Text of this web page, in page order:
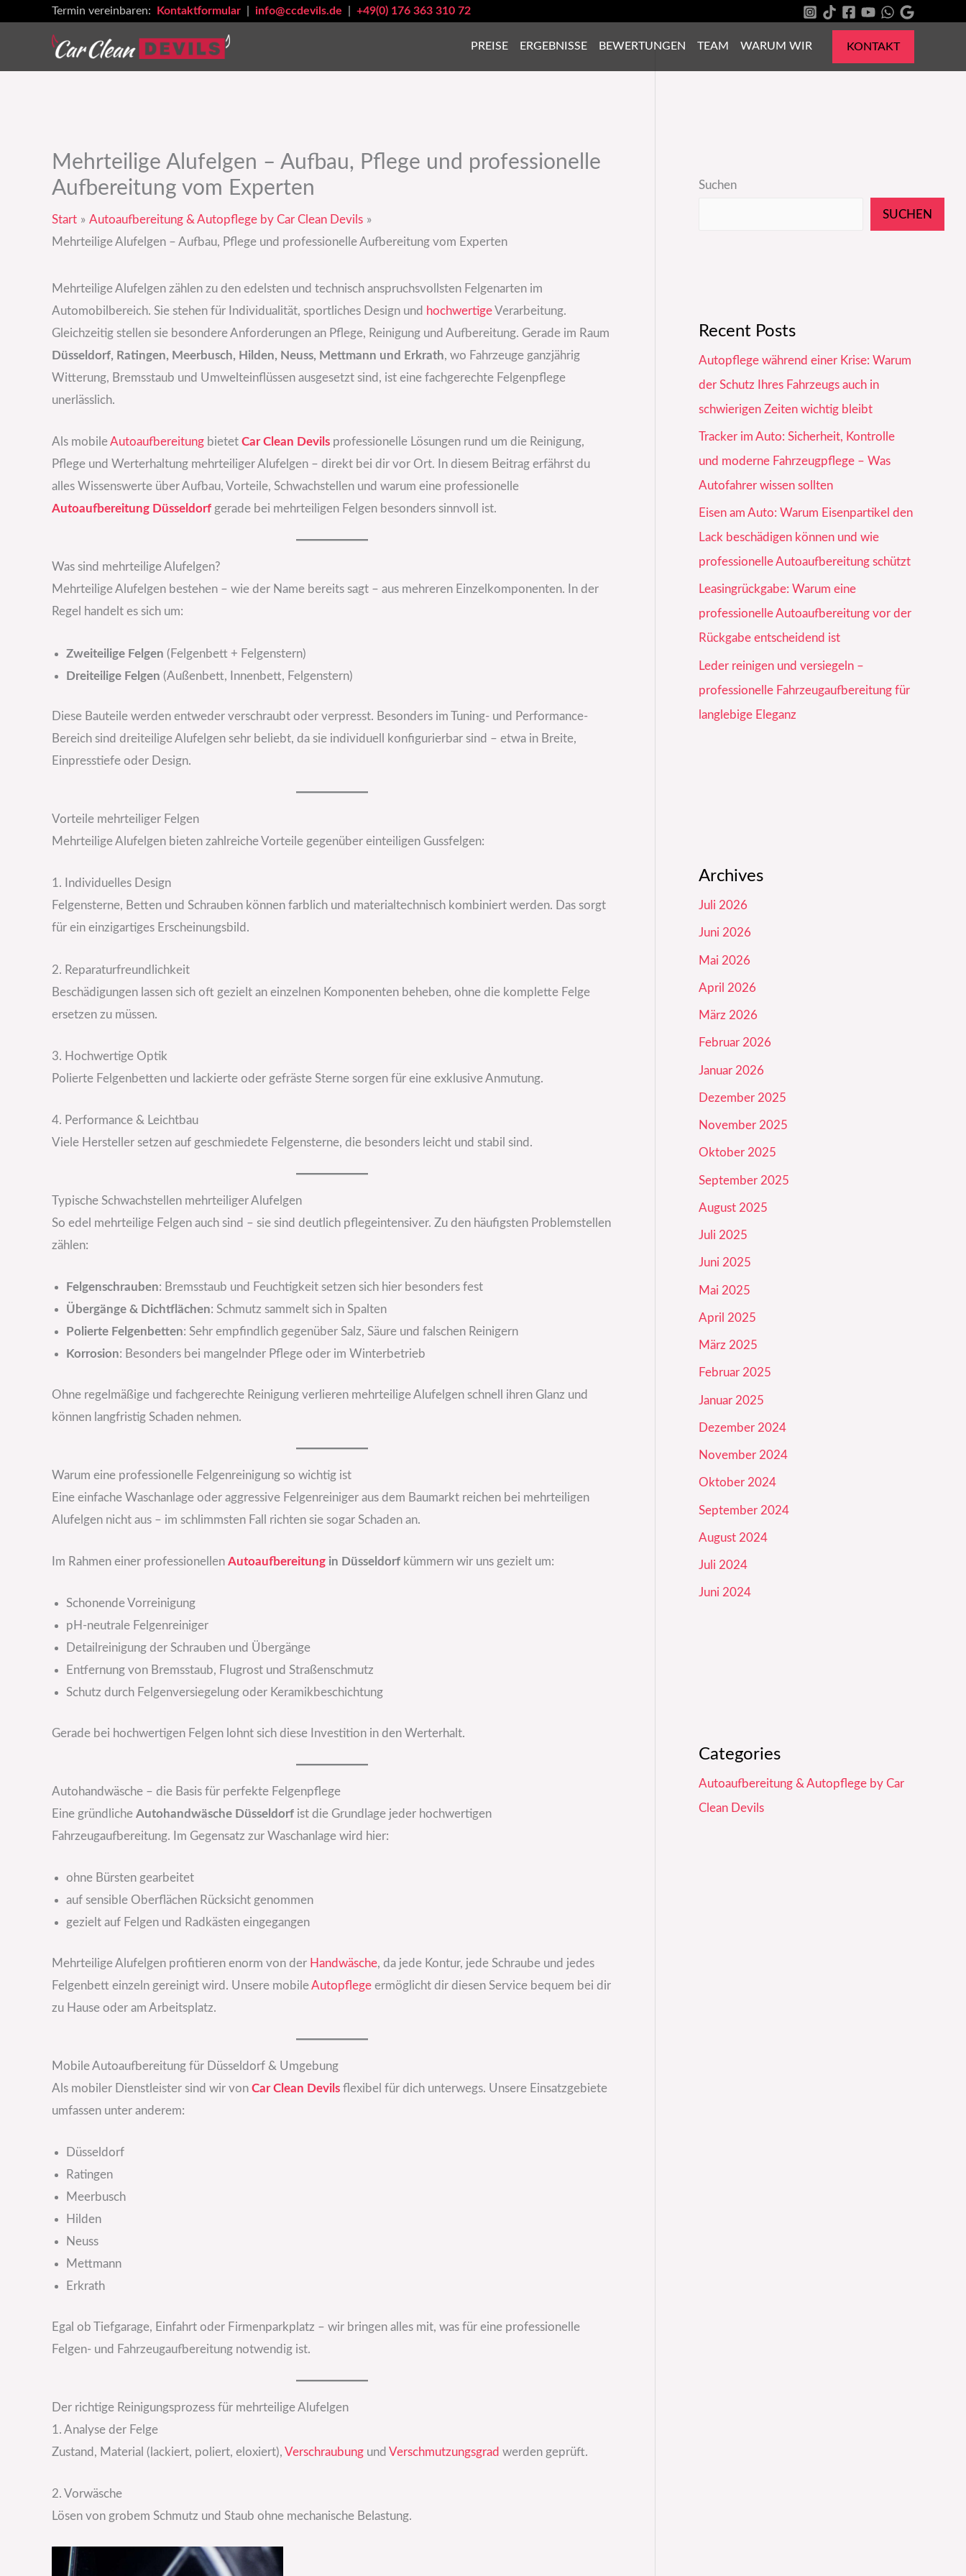
Termin vereinbaren: Kontaktformular info@ccdevils.de +49(0) 176 363 310 72
PREISE ERGEBNISSE BEWERTUNGEN TEAM WARUM WIR KONTAKT
Mehrteilige Alufelgen – Aufbau, Pflege und professionelle
Aufbereitung vom Experten
Start
Autoaufbereitung & Autopflege by Car Clean Devils
Mehrteilige Alufelgen – Aufbau, Pflege und professionelle Aufbereitung vom Experten
Mehrteilige Alufelgen zählen zu den edelsten und technisch anspruchsvollsten Felgenarten im
Automobilbereich. Sie stehen für Individualität, sportliches Design und hochwertigeVerarbeitung.
Gleichzeitig stellen sie besondere Anforderungen an Pflege, Reinigung und Aufbereitung. Gerade im Raum
Düsseldorf, Ratingen, Meerbusch, Hilden, Neuss, Mettmann und Erkrath, wo Fahrzeuge ganzjährig
Witterung, Bremsstaub und Umwelteinflüssen ausgesetzt sind, ist eine fachgerechte Felgenpflege
unerlässlich.
Als mobileAutoaufbereitung bietet Car Clean Devils professionelle Lösungen rund um die Reinigung,
Pflege und Werterhaltung mehrteiliger Alufelgen – direkt bei dir vor Ort. In diesem Beitrag erfährst du
alles Wissenswerte über Aufbau, Vorteile, Schwachstellen und warum eine professionelle
Autoaufbereitung Düsseldorf gerade bei mehrteiligen Felgen besonders sinnvoll ist.
Was sind mehrteilige Alufelgen?
Mehrteilige Alufelgen bestehen – wie der Name bereits sagt – aus mehreren Einzelkomponenten. In der
Regel handelt es sich um:
Zweiteilige Felgen (Felgenbett + Felgenstern)
Dreiteilige Felgen (Außenbett, Innenbett, Felgenstern)
Diese Bauteile werden entweder verschraubt oder verpresst. Besonders im Tuning- und Performance-
Bereich sind dreiteilige Alufelgen sehr beliebt, da sie individuell konfigurierbar sind – etwa in Breite,
Einpresstiefe oder Design.
Vorteile mehrteiliger Felgen
Mehrteilige Alufelgen bieten zahlreiche Vorteile gegenüber einteiligen Gussfelgen:
1. Individuelles Design
Felgensterne, Betten und Schrauben können farblich und materialtechnisch kombiniert werden. Das sorgt
für ein einzigartiges Erscheinungsbild.
2. Reparaturfreundlichkeit
Beschädigungen lassen sich oft gezielt an einzelnen Komponenten beheben, ohne die komplette Felge
ersetzen zu müssen.
3. Hochwertige Optik
Polierte Felgenbetten und lackierte oder gefräste Sterne sorgen für eine exklusive Anmutung.
4. Performance & Leichtbau
Viele Hersteller setzen auf geschmiedete Felgensterne, die besonders leicht und stabil sind.
Typische Schwachstellen mehrteiliger Alufelgen
So edel mehrteilige Felgen auch sind – sie sind deutlich pflegeintensiver. Zu den häufigsten Problemstellen
zählen:
Felgenschrauben: Bremsstaub und Feuchtigkeit setzen sich hier besonders fest
Übergänge & Dichtflächen: Schmutz sammelt sich in Spalten
Polierte Felgenbetten: Sehr empfindlich gegenüber Salz, Säure und falschen Reinigern
Korrosion: Besonders bei mangelnder Pflege oder im Winterbetrieb
Ohne regelmäßige und fachgerechte Reinigung verlieren mehrteilige Alufelgen schnell ihren Glanz und
können langfristig Schaden nehmen.
Warum eine professionelle Felgenreinigung so wichtig ist
Eine einfache Waschanlage oder aggressive Felgenreiniger aus dem Baumarkt reichen bei mehrteiligen
Alufelgen nicht aus – im schlimmsten Fall richten sie sogar Schaden an.
Im Rahmen einer professionellen Autoaufbereitung in Düsseldorf kümmern wir uns gezielt um:
Schonende Vorreinigung
pH-neutrale Felgenreiniger
Detailreinigung der Schrauben und Übergänge
Entfernung von Bremsstaub, Flugrost und Straßenschmutz
Schutz durch Felgenversiegelung oder Keramikbeschichtung
Gerade bei hochwertigen Felgen lohnt sich diese Investition in den Werterhalt.
Autohandwäsche – die Basis für perfekte Felgenpflege
Eine gründliche Autohandwäsche Düsseldorf ist die Grundlage jeder hochwertigen
Fahrzeugaufbereitung. Im Gegensatz zur Waschanlage wird hier:
ohne Bürsten gearbeitet
auf sensible Oberflächen Rücksicht genommen
gezielt auf Felgen und Radkästen eingegangen
Mehrteilige Alufelgen profitieren enorm von der Handwäsche, da jede Kontur, jede Schraube und jedes
Felgenbett einzeln gereinigt wird. Unsere mobileAutopflege ermöglicht dir diesen Service bequem bei dir
zu Hause oder am Arbeitsplatz.
Mobile Autoaufbereitung für Düsseldorf & Umgebung
Als mobiler Dienstleister sind wir von Car Clean Devils flexibel für dich unterwegs. Unsere Einsatzgebiete
umfassen unter anderem:
Düsseldorf
Ratingen
Meerbusch
Hilden
Neuss
Mettmann
Erkrath
Egal ob Tiefgarage, Einfahrt oder Firmenparkplatz – wir bringen alles mit, was für eine professionelle
Felgen- und Fahrzeugaufbereitung notwendig ist.
Der richtige Reinigungsprozess für mehrteilige Alufelgen
1. Analyse der Felge
Zustand, Material (lackiert, poliert, eloxiert), Verschraubung und Verschmutzungsgrad werden geprüft.
2. Vorwäsche
Lösen von grobem Schmutz und Staub ohne mechanische Belastung.
Suchen
SUCHEN
Recent Posts
Autopflege während einer Krise: Warum
der Schutz Ihres Fahrzeugs auch in
schwierigen Zeiten wichtig bleibt
Tracker im Auto: Sicherheit, Kontrolle
und moderne Fahrzeugpflege – Was
Autofahrer wissen sollten
Eisen am Auto: Warum Eisenpartikel den
Lack beschädigen können und wie
professionelle Autoaufbereitung schützt
Leasingrückgabe: Warum eine
professionelle Autoaufbereitung vor der
Rückgabe entscheidend ist
Leder reinigen und versiegeln –
professionelle Fahrzeugaufbereitung für
langlebige Eleganz
Archives
Juli 2026
Juni 2026
Mai 2026
April 2026
März 2026
Februar 2026
Januar 2026
Dezember 2025
November 2025
Oktober 2025
September 2025
August 2025
Juli 2025
Juni 2025
Mai 2025
April 2025
März 2025
Februar 2025
Januar 2025
Dezember 2024
November 2024
Oktober 2024
September 2024
August 2024
Juli 2024
Juni 2024
Categories
Autoaufbereitung & Autopflege by Car
Clean Devils